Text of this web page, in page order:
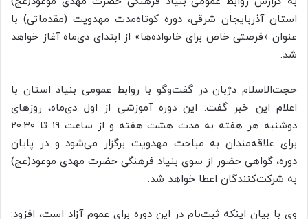
استان آذربایجان شرقی، دوره کوتاه‌مدت مهدویت (مقدماتی) با
عنوان «فرصتی خاص برای خانواده‌ها» از ابتدای دی‌ماه آغاز خواهد
شد.
حجت‌الاسلام دژبان در گفت‌وگو با روابط عمومی بنیاد استان با
اعلام این خبر گفت: این دوره آموزشی از اول دی‌ماه، روزهای
دوشنبه هر هفته به مدت هشت هفته و از ساعت ۱۹ تا ۲۰:۳۰
برای علاقه‌مندان به مباحث مهدویت برگزار می‌شود و در پایان
دوره، گواهی حضور از سوی بنیاد فرهنگی حضرت مهدی موعود(عج)
به شرکت‌کنندگان اعطا خواهد شد.
وی با بیان اینکه ثبت‌نام در این دوره برای عموم آزاد است، افزود: